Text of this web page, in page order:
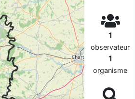
1
observateur
1
organisme